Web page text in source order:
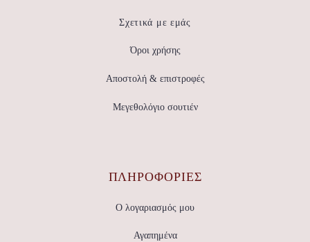
Σχετικά με εμάς
Όροι χρήσης
Αποστολή & επιστροφές
Μεγεθολόγιο σουτιέν
ΠΛΗΡΟΦΟΡΙΕΣ
Ο λογαριασμός μου
Αγαπημένα